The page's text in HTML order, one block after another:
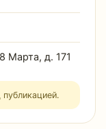
Марта, д. 171